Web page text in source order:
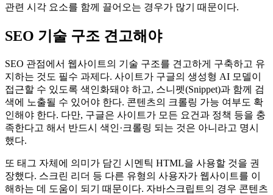
관련 시각 요소를 함께 끌어오는 경우가 많기 때문이다.
SEO 기술 구조 견고해야
SEO 관점에서 웹사이트의 기술 구조를 견고하게 구축하고 유
지하는 것도 필수 과제다. 사이트가 구글의 생성형 AI 모델이
접근할 수 있도록 색인화돼야 하고, 스니펫(Snippet)과 함께 검
색에 노출될 수 있어야 한다. 콘텐츠의 크롤링 가능 여부도 확
인해야 한다. 다만, 구글은 사이트가 모든 요건과 정책 등을 충
족한다고 해서 반드시 색인·크롤링 되는 것은 아니라고 명시
했다.
또 태그 자체에 의미가 담긴 시멘틱 HTML을 사용할 것을 권
장했다. 스크린 리더 등 다른 유형의 사용자가 웹사이트를 이
해하는 데 도움이 되기 때문이다. 자바스크립트의 경우 콘텐츠